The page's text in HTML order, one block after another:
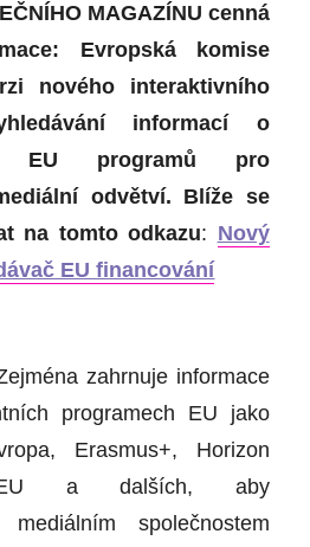
MAGAZÍNU cenná
Evropská komise
nového interaktivního
informací o
EU programů pro
odvětví. Blíže se
na tomto odkazu: Nový
EU financování
ejména zahrnuje informace
programech EU jako
Erasmus+, Horizon
a dalších, aby
společnostem